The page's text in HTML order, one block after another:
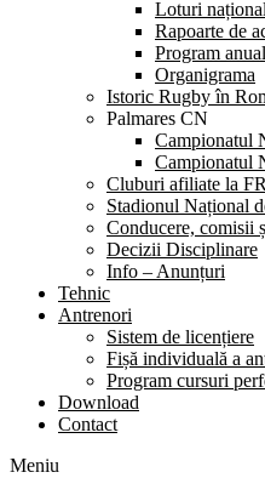
Loturi
Rapoarte de
Program
Organigrama
Istoric Rugby în
Palmares CN
Campionatul
Campionatul
Cluburi afiliate la
Stadionul Național
Conducere, comisii
Decizii Disciplinare
Info – Anunțuri
Tehnic
Antrenori
Sistem de licențiere
Fișă individuală a
Program cursuri
Download
Contact
Meniu